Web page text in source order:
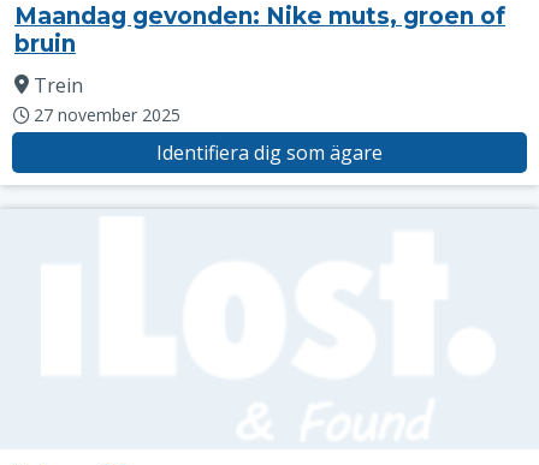
Maandag gevonden: Nike muts, groen of
bruin
Trein
27 november 2025
Identifiera dig som ägare